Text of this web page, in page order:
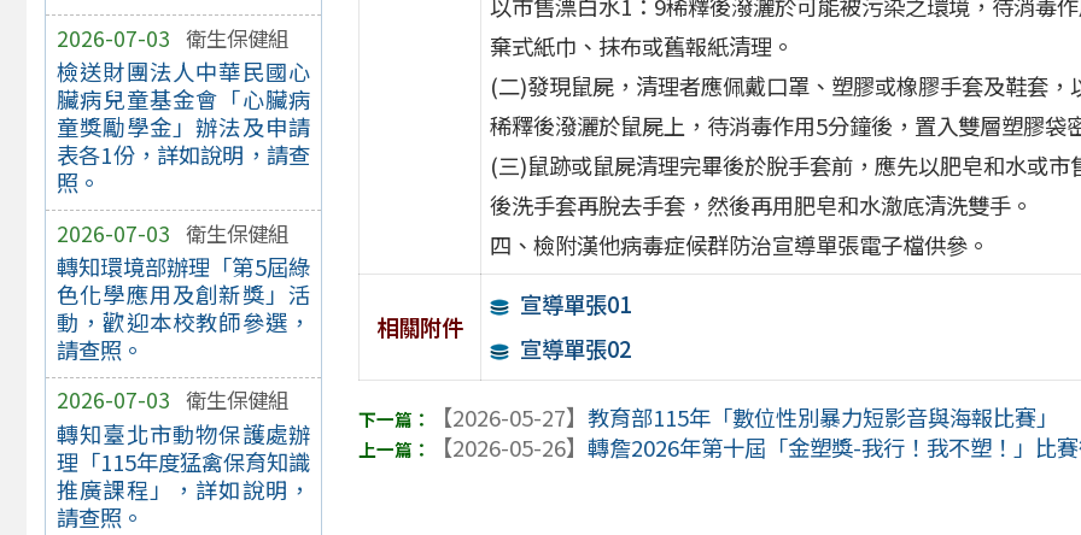
2026-07-03 衛生保健組
檢送財團法人中華民國心
臟病兒童基金會「心臟病
童獎勵學金」辦法及申請
表各1份，詳如說明，請查
照。
2026-07-03 衛生保健組
轉知環境部辦理「第5屆綠
色化學應用及創新獎」活
動，歡迎本校教師參選，
請查照。
2026-07-03 衛生保健組
轉知臺北市動物保護處辦
理「115年度猛禽保育知識
推廣課程」，詳如說明，
請查照。
棄式紙巾、抹布或舊報紙清理。
(二)發現鼠屍，清理者應佩戴口罩、塑膠或橡膠手套及鞋套，
稀釋後潑灑於鼠屍上，待消毒作用5分鐘後，置入雙層塑膠袋
(三)鼠跡或鼠屍清理完畢後於脫手套前，應先以肥皂和水或市
後洗手套再脫去手套，然後再用肥皂和水澈底清洗雙手。
四、檢附漢他病毒症候群防治宣導單張電子檔供參。
相關附件
宣導單張01
宣導單張02
【2026-05-27】 教育部115年「數位性別暴力短影音與海報比賽」
【2026-05-26】 轉詹2026年第十屆「金塑獎-我行！我不塑！」比